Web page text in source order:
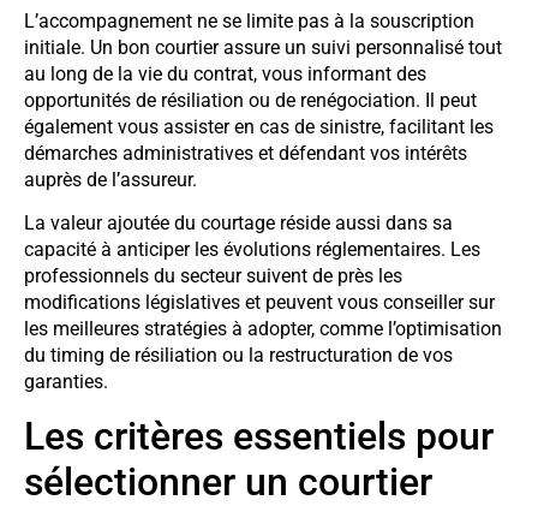
L’accompagnement ne se limite pas à la souscription
initiale. Un bon courtier assure un suivi personnalisé tout
au long de la vie du contrat, vous informant des
opportunités de résiliation ou de renégociation. Il peut
également vous assister en cas de sinistre, facilitant les
démarches administratives et défendant vos intérêts
auprès de l’assureur.
La valeur ajoutée du courtage réside aussi dans sa
capacité à anticiper les évolutions réglementaires. Les
professionnels du secteur suivent de près les
modifications législatives et peuvent vous conseiller sur
les meilleures stratégies à adopter, comme l’optimisation
du timing de résiliation ou la restructuration de vos
garanties.
Les critères essentiels pour
sélectionner un courtier